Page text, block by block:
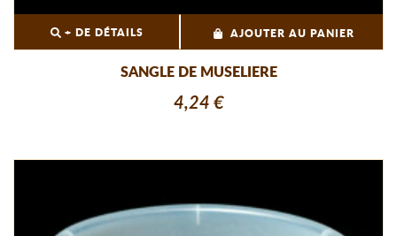
+ DE DÉTAILS AJOUTER AU PANIER
SANGLE DE MUSELIERE
4,24 €